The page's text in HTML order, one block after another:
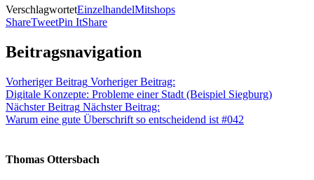
VerschlagwortetEinzelhandelMitshops
ShareTweetPin ItShare
Beitragsnavigation
Vorheriger Beitrag Vorheriger Beitrag:
Digitale Konzepte: Probleme einer Stadt (Beispiel Siegburg)
Nächster Beitrag Nächster Beitrag:
Warum eine gute Überschrift so entscheidend ist #042
Thomas Ottersbach